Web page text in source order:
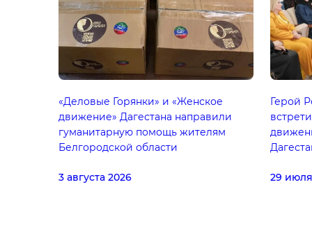
«Деловые Горянки» и «Женское
движение» Дагестана направили
гуманитарную помощь жителям
Белгородской области
3 августа 2026
Герой
29